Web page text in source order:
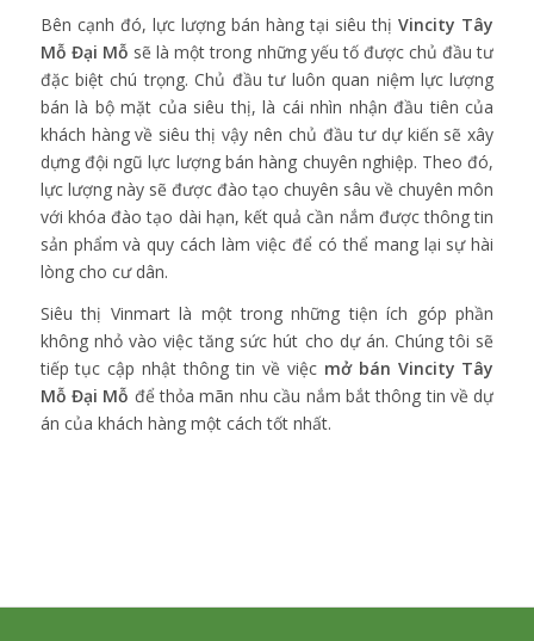
Bên cạnh đó, lực lượng bán hàng tại siêu thịVincity Tây
Mỗ Đại Mỗ sẽ là một trong những yếu tố được chủ đầu tư
đặc biệt chú trọng. Chủ đầu tư luôn quan niệm lực lượng
bán là bộ mặt của siêu thị, là cái nhìn nhận đầu tiên của
khách hàng về siêu thị vậy nên chủ đầu tư dự kiến sẽ xây
dựng đội ngũ lực lượng bán hàng chuyên nghiệp. Theo đó,
lực lượng này sẽ được đào tạo chuyên sâu về chuyên môn
với khóa đào tạo dài hạn, kết quả cần nắm được thông tin
sản phẩm và quy cách làm việc để có thể mang lại sự hài
lòng cho cư dân.
Siêu thị Vinmart là một trong những tiện ích góp phần
không nhỏ vào việc tăng sức hút cho dự án. Chúng tôi sẽ
tiếp tục cập nhật thông tin về việc mở bán Vincity Tây
Mỗ Đại Mỗ để thỏa mãn nhu cầu nắm bắt thông tin về dự
án của khách hàng một cách tốt nhất.